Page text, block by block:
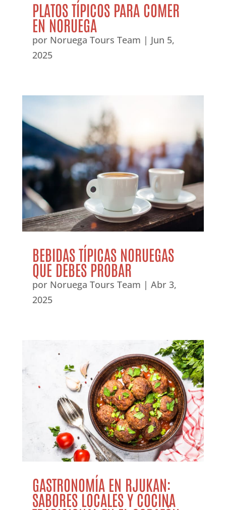
PLATOS TÍPICOS PARA COMER
EN NORUEGA
por Noruega Tours Team | Jun 5,
2025
BEBIDAS TÍPICAS NORUEGAS
QUE DEBES PROBAR
por Noruega Tours Team | Abr 3,
2025
GASTRONOMÍA EN RJUKAN:
SABORES LOCALES Y COCINA